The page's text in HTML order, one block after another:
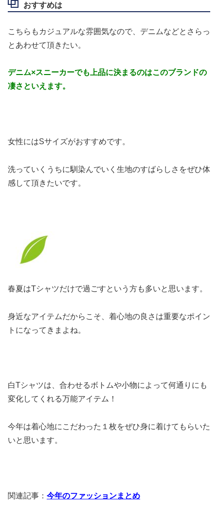
おすすめは
こちらもカジュアルな雰囲気なので、デニムなどとさらっ
とあわせて頂きたい。
デニム×スニーカーでも上品に決まるのはこのブランドの
凄さといえます。
女性にはSサイズがおすすめです。
洗っていくうちに馴染んでいく生地のすばらしさをぜひ体
感して頂きたいです。
春夏はTシャツだけで過ごすという方も多いと思います。
身近なアイテムだからこそ、着心地の良さは重要なポイン
トになってきまよね。
白Tシャツは、合わせるボトムや小物によって何通りにも
変化してくれる万能アイテム！
今年は着心地にこだわった１枚をぜひ身に着けてもらいた
いと思います。
関連記事： 今年のファッションまとめ